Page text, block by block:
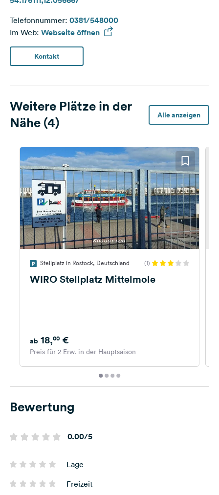
Telefonnummer: 0381/548000
Im Web: Webseite öffnen
Kontakt
Weitere Plätze in der
Nähe (4)
Alle anzeigen
Stellplatz in Rostock, Deutschland (1)
WIRO Stellplatz Mittelmole
ab 18,00 €
Preis für 2 Erw. in der Hauptsaison
Bewertung
0.00/5
Lage
Freizeit